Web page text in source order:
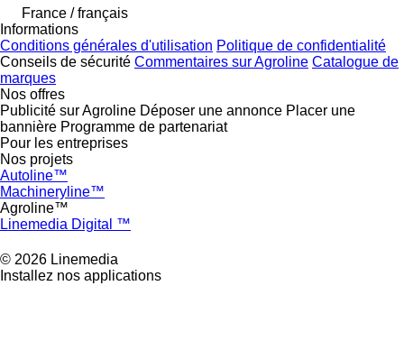
France / français
Informations
Conditions générales d'utilisation Politique de confidentialité
Conseils de sécurité Commentaires sur Agroline Catalogue de
marques
Nos offres
Publicité sur Agroline Déposer une annonce Placer une
bannière Programme de partenariat
Pour les entreprises
Nos projets
Autoline™
Machineryline™
Agroline™
Linemedia Digital ™
© 2026 Linemedia
Installez nos applications